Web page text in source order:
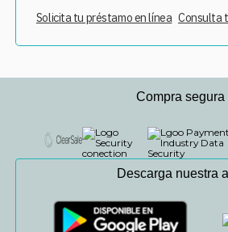
Solicita tu préstamo en línea Consulta
Compra segura
Descarga nuestra